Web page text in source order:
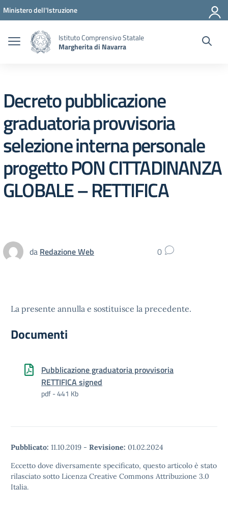
Vai ai contenuti
Vai al menu di navigazione
Vai al footer
Ministero dell'Istruzione
Istituto Comprensivo Statale
Margherita di Navarra
Decreto pubblicazione
graduatoria provvisoria
selezione interna personale
progetto PON CITTADINANZA
GLOBALE – RETTIFICA
da Redazione Web 0
La presente annulla e sostituisce la precedente.
Documenti
Pubblicazione graduatoria provvisoria
RETTIFICA signed
pdf - 441 Kb
Pubblicato: 11.10.2019 - Revisione: 01.02.2024
Eccetto dove diversamente specificato, questo articolo è stato
rilasciato sotto Licenza Creative Commons Attribuzione 3.0
Italia.